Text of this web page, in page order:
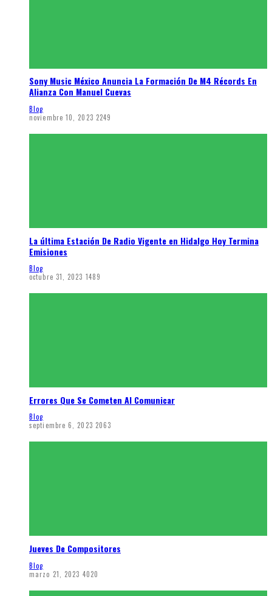
Sony Music México Anuncia La Formación De M4 Récords En
Alianza Con Manuel Cuevas
Blog
noviembre 10, 2023 2249
La última Estación De Radio Vigente en Hidalgo Hoy Termina
Emisiones
Blog
octubre 31, 2023 1489
Errores Que Se Cometen Al Comunicar
Blog
septiembre 6, 2023 2063
Jueves De Compositores
Blog
marzo 21, 2023 4020